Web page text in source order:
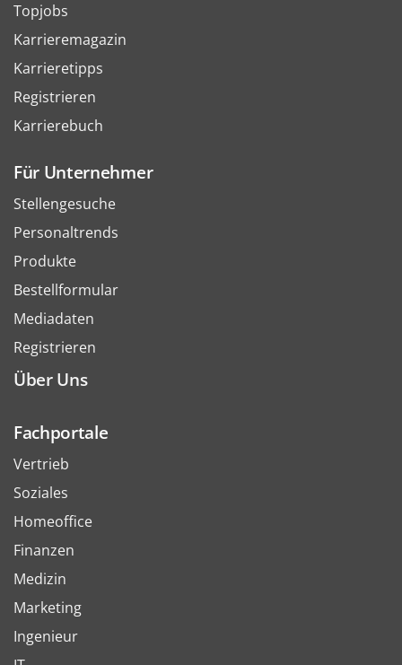
Topjobs
Karrieremagazin
Karrieretipps
Registrieren
Karrierebuch
Für Unternehmer
Stellengesuche
Personaltrends
Produkte
Bestellformular
Mediadaten
Registrieren
Über Uns
Fachportale
Vertrieb
Soziales
Homeoffice
Finanzen
Medizin
Marketing
Ingenieur